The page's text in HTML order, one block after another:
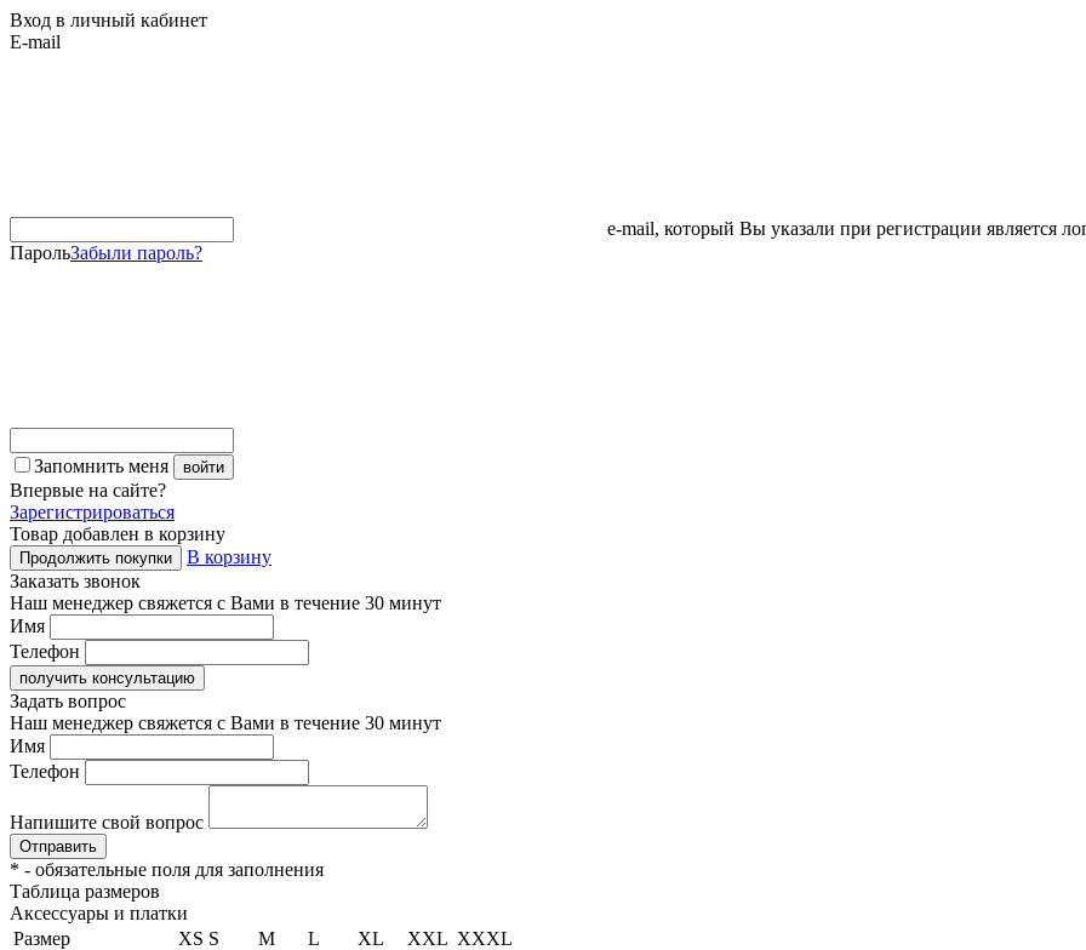
Вход в личный кабинет
E-mail
e-mail, который Вы указали при регистрации является
ПарольЗабыли пароль?
Запомнить меня войти
Впервые на сайте?
Зарегистрироваться
Товар добавлен в корзину
Продолжить покупки
В корзину
Заказать звонок
Наш менеджер свяжется с Вами в течение 30 минут
Имя
Телефон
получить консультацию
Задать вопрос
Наш менеджер свяжется с Вами в течение 30 минут
Имя
Телефон
Напишите свой вопрос
Отправить
* - обязательные поля для заполнения
Таблица размеров
Аксессуары и платки
Размер
XS S M L XL XXL XXXL